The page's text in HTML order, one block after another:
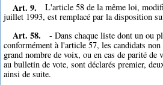
Art. 9.
L'article 58 de la même loi,
juillet 1993, est remplacé par la disposition
Art. 58.
- Dans chaque liste dont un ou
conformément à l'article 57, les candidats
grand nombre de voix, ou en cas de parité
au bulletin de vote, sont déclarés premier,
ainsi de suite.